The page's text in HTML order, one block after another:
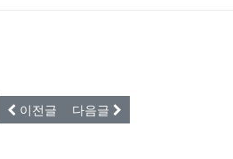
이전글 다음글